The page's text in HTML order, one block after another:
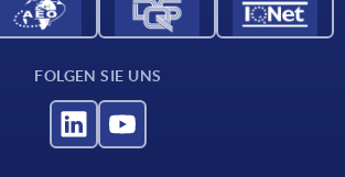
FOLGEN SIE UNS